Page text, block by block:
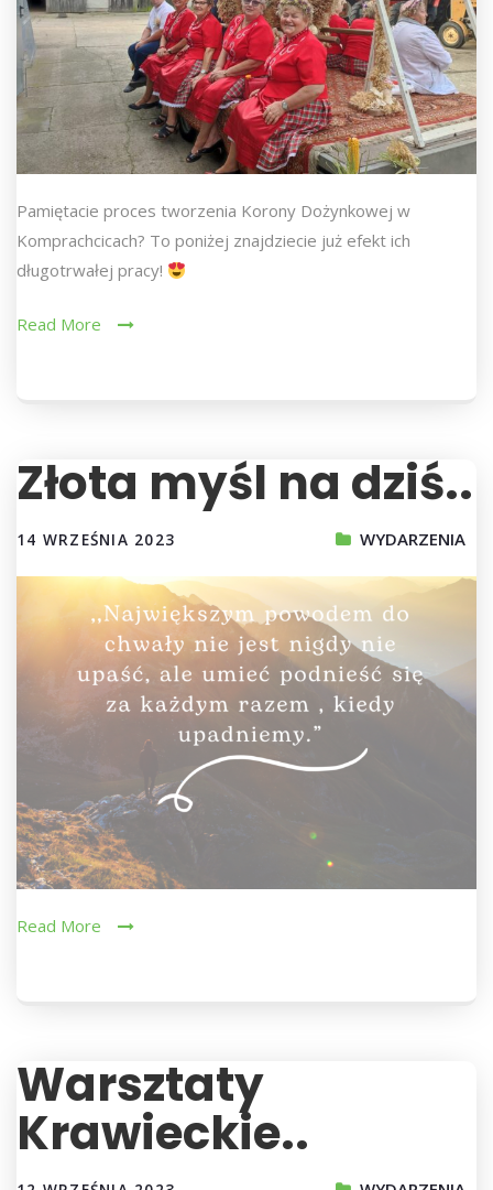
Pamiętacie proces tworzenia Korony Dożynkowej w
Komprachcicach? To poniżej znajdziecie już efekt ich
długotrwałej pracy!
Read More
Złota myśl na dziś..
14 WRZEŚNIA 2023 WYDARZENIA
Read More
Warsztaty
Krawieckie..